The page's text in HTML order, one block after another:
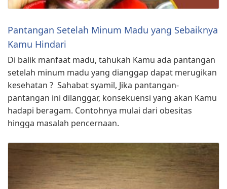
Pantangan Setelah Minum Madu yang Sebaiknya
Kamu Hindari
Di balik manfaat madu, tahukah Kamu ada pantangan
setelah minum madu yang dianggap dapat merugikan
kesehatan ?⁣ ⁣ Sahabat syamil, Jika pantangan-
pantangan ini dilanggar, konsekuensi yang akan Kamu
hadapi beragam. Contohnya mulai dari obesitas
hingga masalah pencernaan.⁣